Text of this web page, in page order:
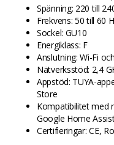
Spänning: 220 till
Frekvens: 50 till 60
Sockel: GU10
Energiklass: F
Anslutning: Wi-Fi
Nätverksstöd: 2,4
Appstöd: TUYA-
Store
Kompatibilitet med
Google Home
Certifieringar: CE,